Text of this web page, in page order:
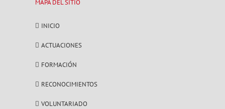
MAPA DEL SITIO
INICIO
ACTUACIONES
FORMACIÓN
RECONOCIMIENTOS
VOLUNTARIADO